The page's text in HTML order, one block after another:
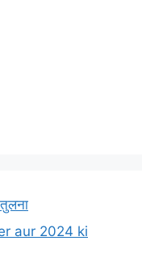
aur 2024 ki